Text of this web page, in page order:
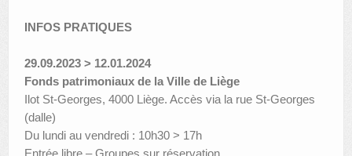
INFOS PRATIQUES
29.09.2023 > 12.01.2024
Fonds patrimoniaux de la Ville de Liège
Ilot St-Georges, 4000 Liège. Accès via la rue St-Georges
(dalle)
Du lundi au vendredi : 10h30 > 17h
Entrée libre – Groupes sur réservation